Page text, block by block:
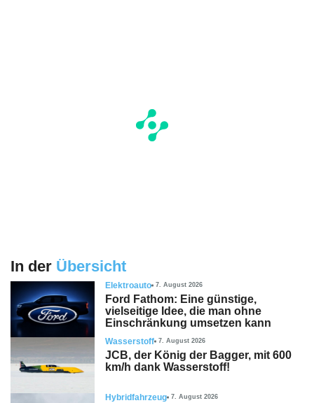
In der Übersicht
Elektroauto 7. August 2026
Ford Fathom: Eine günstige,
vielseitige Idee, die man ohne
Einschränkung umsetzen kann
Wasserstoff 7. August 2026
JCB, der König der Bagger, mit 600
km/h dank Wasserstoff!
Hybridfahrzeug 7. August 2026